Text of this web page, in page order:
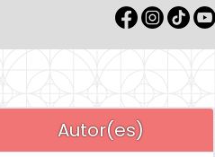
Autor(es)